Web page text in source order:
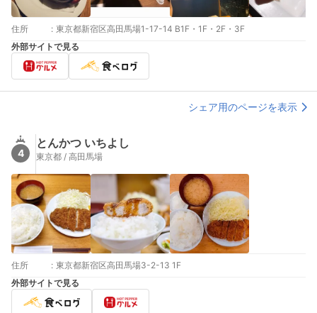
住所 : 東京都新宿区高田馬場1-17-14 B1F・1F・2F・3F
外部サイトで見る
シェア用のページを表示
4
とんかつ いちよし
東京都 / 高田馬場
住所 : 東京都新宿区高田馬場3-2-13 1F
外部サイトで見る